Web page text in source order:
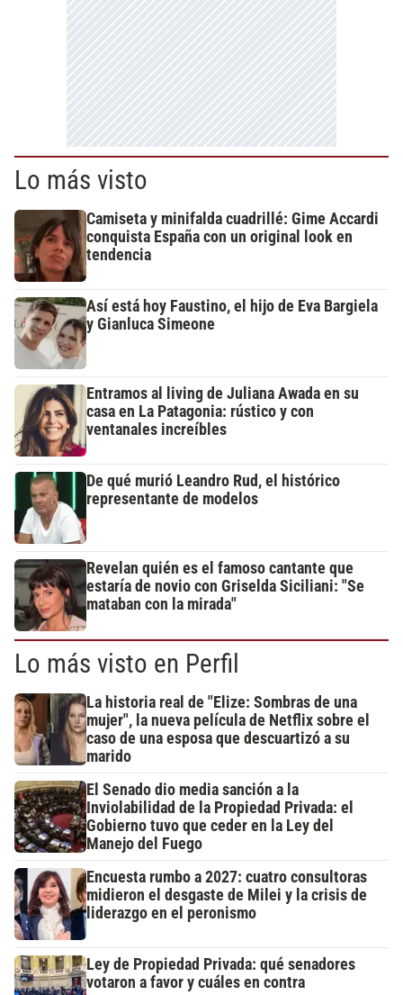
Lo más visto
Camiseta y minifalda cuadrillé: Gime Accardi
conquista España con un original look en
tendencia
Así está hoy Faustino, el hijo de Eva Bargiela
y Gianluca Simeone
Entramos al living de Juliana Awada en su
casa en La Patagonia: rústico y con
ventanales increíbles
De qué murió Leandro Rud, el histórico
representante de modelos
Revelan quién es el famoso cantante que
estaría de novio con Griselda Siciliani: "Se
mataban con la mirada"
Lo más visto en Perfil
La historia real de "Elize: Sombras de una
mujer", la nueva película de Netflix sobre el
caso de una esposa que descuartizó a su
marido
El Senado dio media sanción a la
Inviolabilidad de la Propiedad Privada: el
Gobierno tuvo que ceder en la Ley del
Manejo del Fuego
Encuesta rumbo a 2027: cuatro consultoras
midieron el desgaste de Milei y la crisis de
liderazgo en el peronismo
Ley de Propiedad Privada: qué senadores
votaron a favor y cuáles en contra